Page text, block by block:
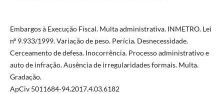
Embargos à Execução Fiscal. Multa administrativa. INMETRO. Lei
nº 9.933/1999. Variação de peso. Perícia. Desnecessidade.
Cerceamento de defesa. Inocorrência. Processo administrativo e
auto de infração. Ausência de irregularidades formais. Multa.
Gradação.
ApCiv 5011684-94.2017.4.03.6182